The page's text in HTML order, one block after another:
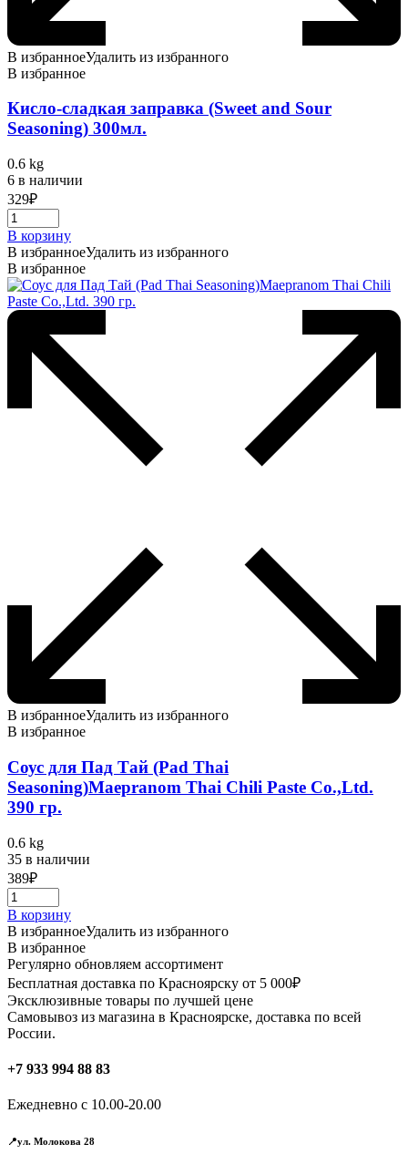
В избранноеУдалить из избранного
В избранное
Кисло-сладкая заправка (Sweet and Sour
Seasoning) 300мл.
0.6 kg
6 в наличии
329₽
В корзину
В избранноеУдалить из избранного
В избранное
В избранноеУдалить из избранного
В избранное
Соус для Пад Тай (Pad Thai
Seasoning)Maepranom Thai Chili Paste Co.,Ltd.
390 гр.
0.6 kg
35 в наличии
389₽
В корзину
В избранноеУдалить из избранного
В избранное
Регулярно обновляем ассортимент
Бесплатная доставка по Красноярску от 5 000₽
Эксклюзивные товары по лучшей цене
Самовывоз из магазина в Красноярске, доставка по всей
России.
+7 933 994 88 83
Ежедневно с 10.00-20.00
📍ул. Молокова 28